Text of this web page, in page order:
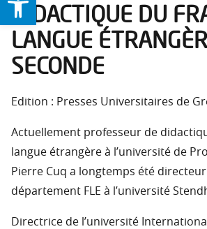
DIDACTIQUE DU
LANGUE
SECONDE
Edition : Presses Universitaires de
Actuellement professeur de
langue étrangère à l’université de
Pierre Cuq a longtemps été directeur
département FLE à l’université
Directrice de l’université